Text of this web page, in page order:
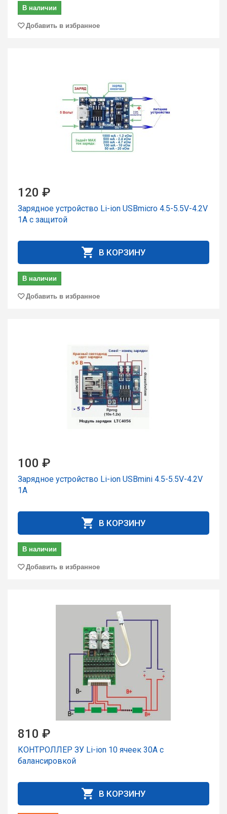
В наличии
Добавить в избранное
120 ₽
Зарядное устройство Li-ion USBmicro 4.5-5.5V-4.2V
1A с защитой
В КОРЗИНУ
В наличии
Добавить в избранное
100 ₽
Зарядное устройство Li-ion USBmini 4.5-5.5V-4.2V
1A
В КОРЗИНУ
В наличии
Добавить в избранное
810 ₽
КОНТРОЛЛЕР ЗУ Li-ion 10 ячеек 30А с
балансировкой
В КОРЗИНУ